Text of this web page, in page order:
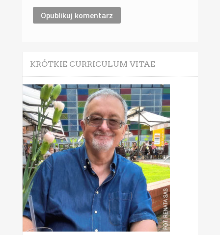
KRÓTKIE CURRICULUM VITAE